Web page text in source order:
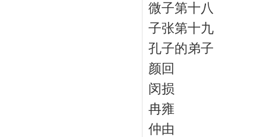
微子第十八
子张第十九
孔子的弟子
颜回
闵损
冉雍
仲由